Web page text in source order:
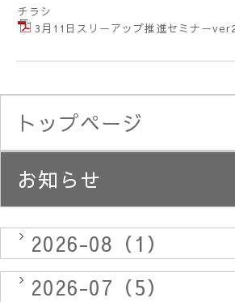
チラシ
3月11日スリーアップ推進セミナー
トップページ
お知らせ
2026-08（1）
2026-07（5）